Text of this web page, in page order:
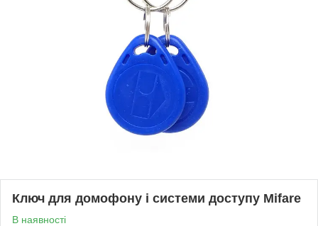
Ключ для домофону і системи доступу Mifare
В наявності